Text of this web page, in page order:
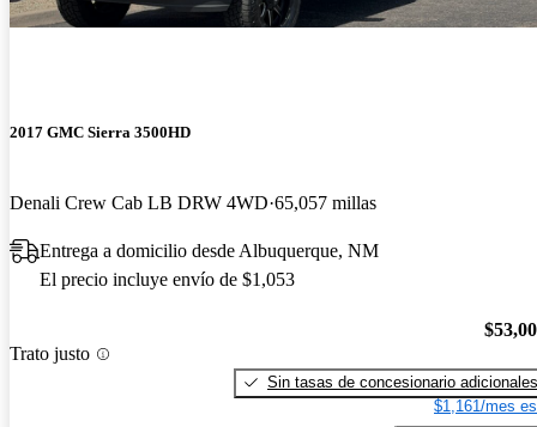
2017 GMC Sierra 3500HD
Denali Crew Cab LB DRW 4WD 65,057 millas
Entrega a domicilio desde Albuquerque, NM
El precio incluye envío de $1,053
Trato justo
Sin tasas de concesionario adicionales
$1,161/mes